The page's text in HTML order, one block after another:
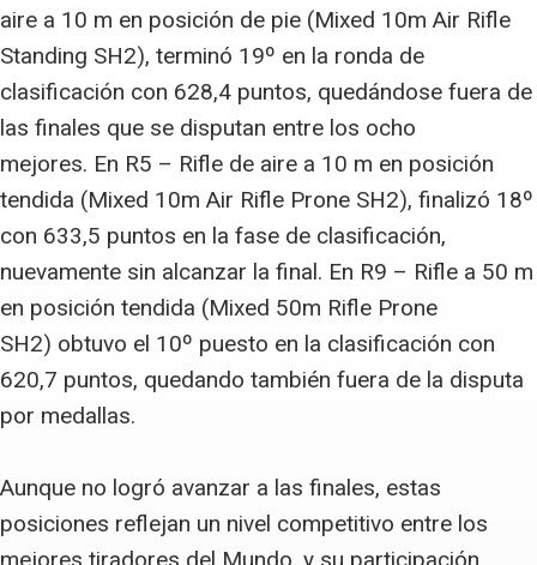
aire a 10 m en posición de pie (Mixed 10m Air Rifle
Standing SH2), terminó 19º en la ronda de
clasificación con 628,4 puntos, quedándose fuera de
las finales que se disputan entre los ocho
mejores. En R5 – Rifle de aire a 10 m en posición
tendida (Mixed 10m Air Rifle Prone SH2), finalizó 18º
con 633,5 puntos en la fase de clasificación,
nuevamente sin alcanzar la final. En R9 – Rifle a 50 m
en posición tendida (Mixed 50m Rifle Prone
SH2) obtuvo el 10º puesto en la clasificación con
620,7 puntos, quedando también fuera de la disputa
por medallas.
Aunque no logró avanzar a las finales, estas
posiciones reflejan un nivel competitivo entre los
mejores tiradores del Mundo, y su participación